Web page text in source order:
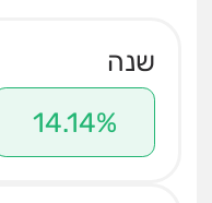
שנה
14.14%